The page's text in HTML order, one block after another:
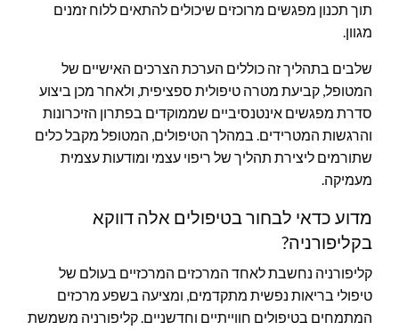
תוך תכנון מפגשים מרוכזים שיכולים להתאים ללוח זמנים
מגוון.
שלבים בתהליך זה כוללים הערכת הצרכים האישיים של
המטופל, קביעת מטרה טיפולית ספציפית, ולאחר מכן ביצוע
סדרת מפגשים אינטנסיביים שממוקדים בפתרון הזיכרונות
והרגשות המטרידים. במהלך הטיפולים, המטופל מקבל כלים
שתורמים ליצירת תהליך של ריפוי עצמי ומודעות עצמית
מעמיקה.
מדוע כדאי לבחור בטיפולים אלה דווקא
בקליפורניה?
קליפורניה נחשבת לאחד המרכזים המרכזיים בעולם של
טיפולי בריאות נפשית מתקדמים, ומציעה בשפע מרכזים
המתמחים בטיפולים חווייתיים וחדשניים. קליפורניה משמשת